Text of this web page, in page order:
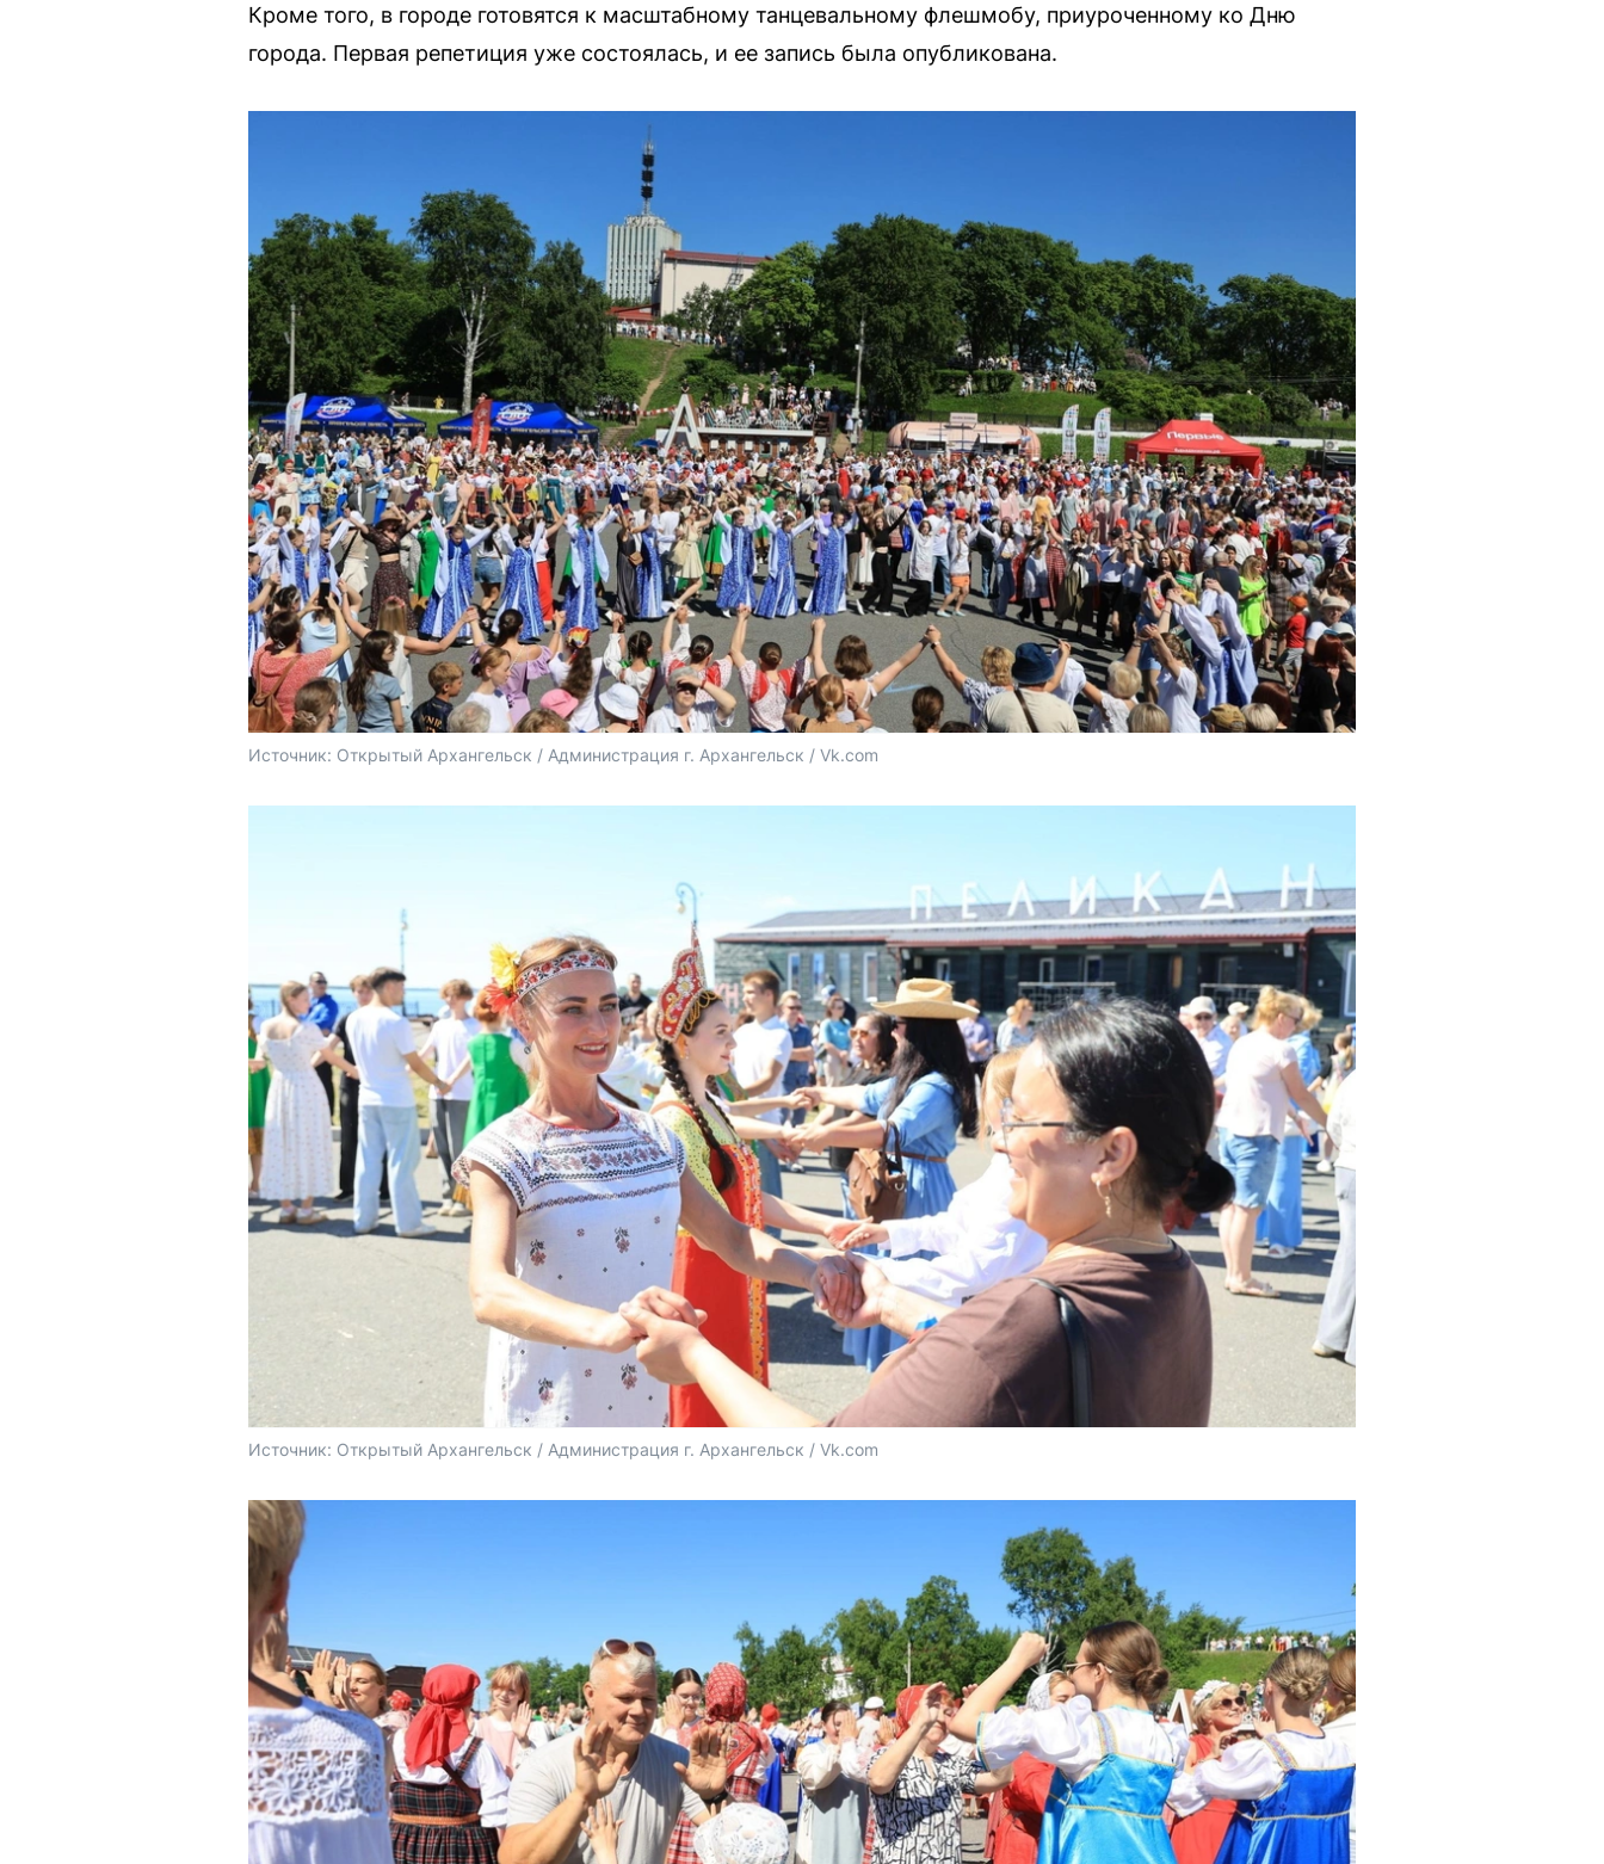
Кроме того, в городе готовятся к масштабному танцевальному флешмобу, приуроченному ко Дню
города. Первая репетиция уже состоялась, и ее запись была опубликована.
Источник: Открытый Архангельск / Администрация г. Архангельск / Vk.com
Источник: Открытый Архангельск / Администрация г. Архангельск / Vk.com